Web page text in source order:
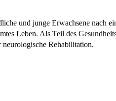
und junge Erwachsene nach
Leben. Als Teil des
Rehabilitation.